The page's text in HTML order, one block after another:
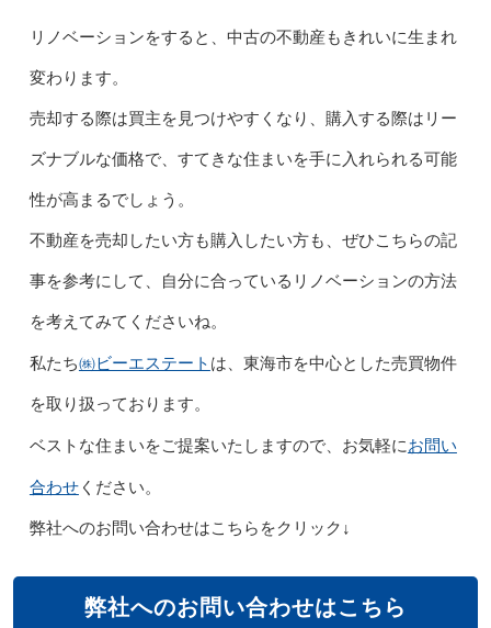
リノベーションをすると、中古の不動産もきれいに生まれ
変わります。
売却する際は買主を見つけやすくなり、購入する際はリー
ズナブルな価格で、すてきな住まいを手に入れられる可能
性が高まるでしょう。
不動産を売却したい方も購入したい方も、ぜひこちらの記
事を参考にして、自分に合っているリノベーションの方法
を考えてみてくださいね。
私たち㈱ビーエステート は、東海市を中心とした売買物件
を取り扱っております。
ベストな住まいをご提案いたしますので、お気軽にお問い
合わせください。
弊社へのお問い合わせはこちらをクリック↓
弊社へのお問い合わせはこちら